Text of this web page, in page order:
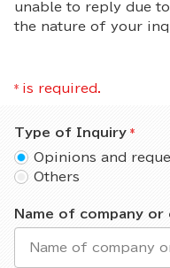
unable to reply due
the nature of your
* is required.
Type of Inquiry
Opinions and
Others
Name of company or